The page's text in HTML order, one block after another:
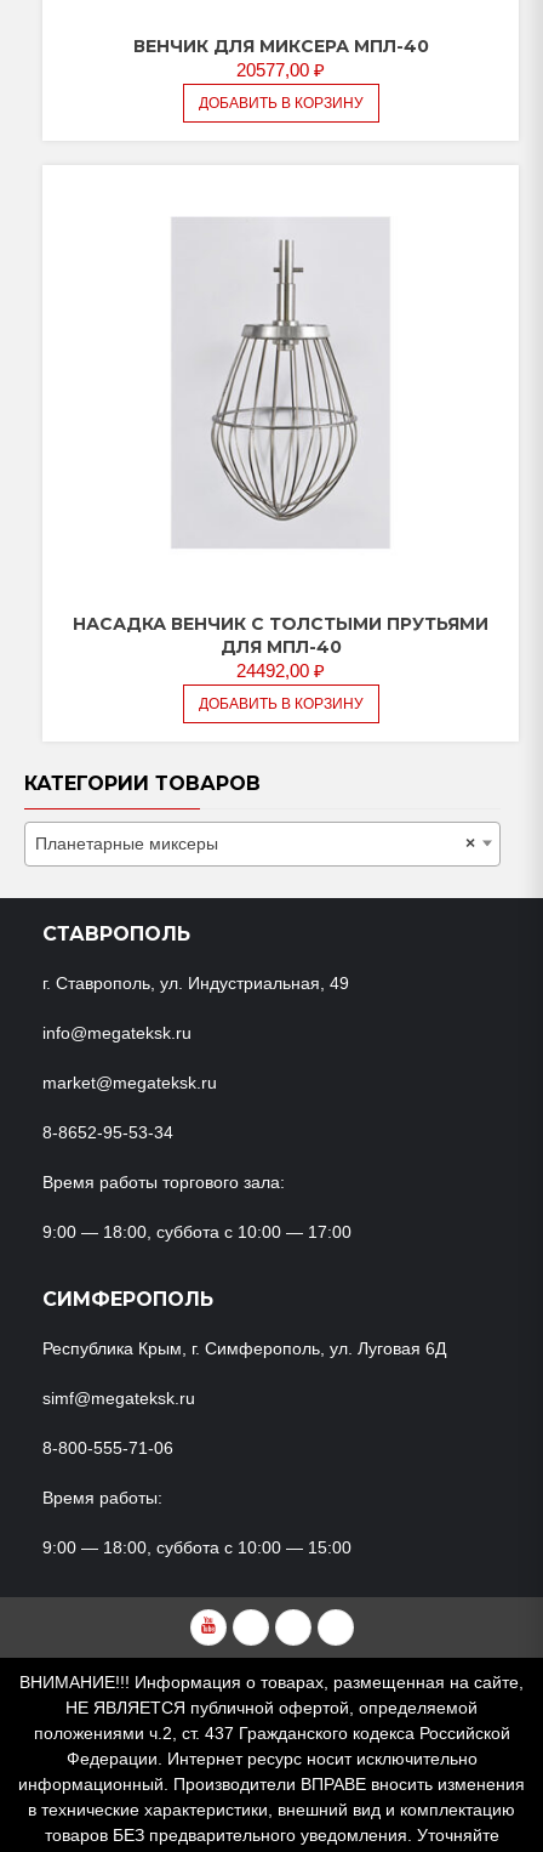
ВЕНЧИК ДЛЯ МИКСЕРА МПЛ-40
20577,00 ₽
ДОБАВИТЬ В КОРЗИНУ
НАСАДКА ВЕНЧИК С ТОЛСТЫМИ ПРУТЬЯМИ
ДЛЯ МПЛ-40
24492,00 ₽
ДОБАВИТЬ В КОРЗИНУ
КАТЕГОРИИ ТОВАРОВ
×
Планетарные миксеры
СТАВРОПОЛЬ
г. Ставрополь, ул. Индустриальная, 49
info@megateksk.ru
market@megateksk.ru
8-8652-95-53-34
Время работы торгового зала:
9:00 — 18:00, суббота с 10:00 — 17:00
СИМФЕРОПОЛЬ
Республика Крым, г. Симферополь, ул. Луговая 6Д
simf@megateksk.ru
8-800-555-71-06
Время работы:
9:00 — 18:00, суббота с 10:00 — 15:00
YouTubeVKvideoRuTubeDzen
ВНИМАНИЕ!!! Информация о товарах, размещенная на сайте,
НЕ ЯВЛЯЕТСЯ публичной офертой, определяемой
положениями ч.2, ст. 437 Гражданского кодекса Российской
Федерации. Интернет ресурс носит исключительно
информационный. Производители ВПРАВЕ вносить изменения
в технические характеристики, внешний вид и комплектацию
товаров БЕЗ предварительного уведомления. Уточняйте